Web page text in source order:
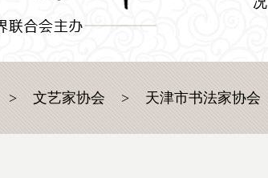
> 文艺家协会 > 天津市书法家协会